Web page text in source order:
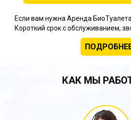
Если вам нужна Аренда
Короткий срок с обслуживанием,
КАК МЫ